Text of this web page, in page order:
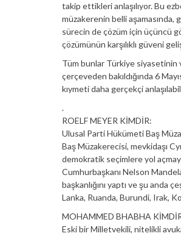
takip ettikleri anlaşılıyor. Bu
müzakerenin belli
sürecin de çözüm için üçüncü
çözümünün karşılıklı güveni
Tüm bunlar Türkiye siyasetinin
çerçeveden bakıldığında 6
kıymeti daha gerçekçi
.
ROELF MEYER KİMDİR:
Ulusal Parti Hükümeti Baş
Baş Müzakerecisi, mevkidaşı
demokratik seçimlere yol
Cumhurbaşkanı Nelson
başkanlığını yaptı ve şu anda
Lanka, Ruanda, Burundi, Irak,
MOHAMMED BHABHA
Eski bir Milletvekili, nitelikli